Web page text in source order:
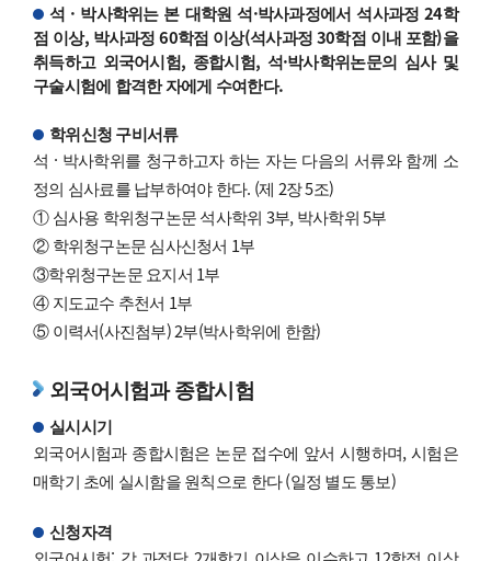
석 · 박사학위는 본 대학원 석·박사과정에서 석사과정 24학
점 이상, 박사과정 60학점 이상(석사과정 30학점 이내 포함)을
취득하고 외국어시험, 종합시험, 석·박사학위논문의 심사 및
구술시험에 합격한 자에게 수여한다.
학위신청 구비서류
석 · 박사학위를 청구하고자 하는 자는 다음의 서류와 함께 소
정의 심사료를 납부하여야 한다. (제 2장 5조)
① 심사용 학위청구논문 석사학위 3부, 박사학위 5부
② 학위청구논문 심사신청서 1부
③학위청구논문 요지서 1부
④ 지도교수 추천서 1부
⑤ 이력서(사진첨부) 2부(박사학위에 한함)
외국어시험과 종합시험
실시시기
외국어시험과 종합시험은 논문 접수에 앞서 시행하며, 시험은
매학기 초에 실시함을 원칙으로 한다 (일정 별도 통보)
신청자격